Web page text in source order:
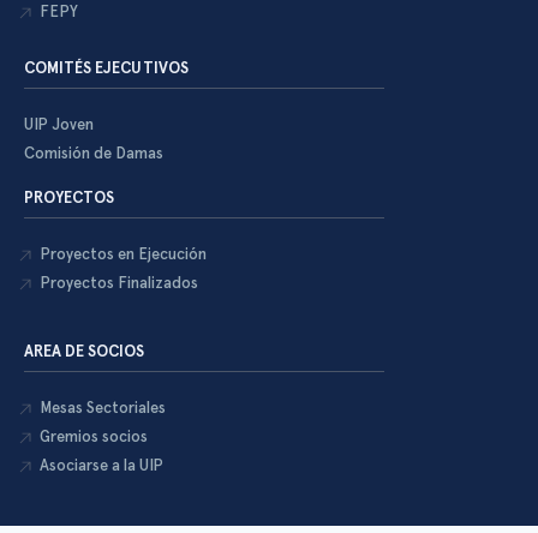
FEPY
COMITÉS EJECUTIVOS
UIP Joven
Comisión de Damas
PROYECTOS
Proyectos en Ejecución
Proyectos Finalizados
AREA DE SOCIOS
Mesas Sectoriales
Gremios socios
Asociarse a la UIP